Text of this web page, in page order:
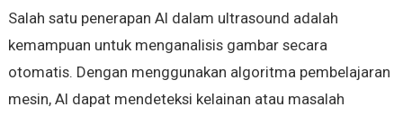
Salah satu penerapan AI dalam ultrasound adalah
kemampuan untuk menganalisis gambar secara
otomatis. Dengan menggunakan algoritma pembelajaran
mesin, AI dapat mendeteksi kelainan atau masalah